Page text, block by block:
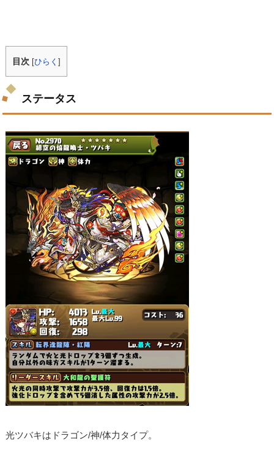
目次 [ひらく]
ステータス
光ツバキはドラゴン/神/体力タイプ。